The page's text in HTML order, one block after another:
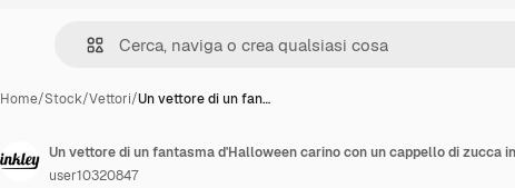
Home/Stock/Vettori/Un vettore di un fan…
user10320847